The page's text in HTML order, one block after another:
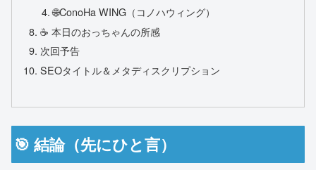
🌐ConoHa WING（コノハウィング）
☕ 本日のおっちゃんの所感
次回予告
SEOタイトル＆メタディスクリプション
🎯 結論（先にひと言）